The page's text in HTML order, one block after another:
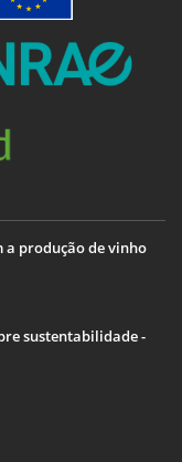
a produção de vinho
sustentabilidade -